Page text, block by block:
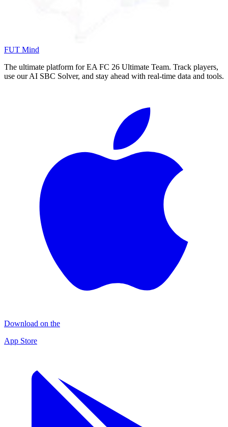
FUT Mind
The ultimate platform for EA FC 26 Ultimate Team. Track players,
use our AI SBC Solver, and stay ahead with real-time data and tools.
Download on the
App Store